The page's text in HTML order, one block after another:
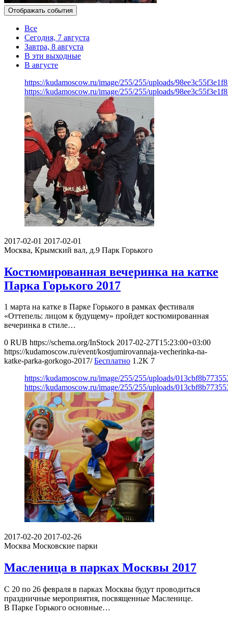
Отображать события
Все
Сегодня, 7 августа
Завтра, 8 августа
В эти выходные
В августе
https://kudamoscow.ru/image/255/255/uploads/
https://kudamoscow.ru/image/255/255/uploads/
2017-02-01 2017-02-01
Москва, Крымский вал, д.9 Парк Горького
Костюмированная вечеринка на катке
Парка Горького 2017
1 марта на катке в Парке Горького в рамках фестиваля
«Оттепель: лицом к будущему» пройдет костюмированная
вечеринка в стиле…
0 RUB https://schema.org/InStock 2017-02-27T15:23:00+03:00
https://kudamoscow.ru/event/kostjumirovannaja-vecherinka-na-
katke-parka-gorkogo-2017/ Бесплатно 1.2K 7
https://kudamoscow.ru/image/255/255/uploads/
https://kudamoscow.ru/image/255/255/uploads/
2017-02-20 2017-02-26
Москва Московские парки
Масленица в парках Москвы 2017
С 20 по 26 февраля в парках Москвы будут проводиться
праздничные мероприятия, посвященные Масленице.
В Парке Горького основные…